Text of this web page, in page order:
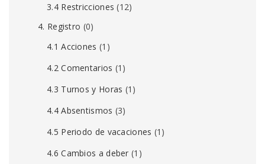
3.4 Restricciones (12)
4. Registro (0)
4.1 Acciones (1)
4.2 Comentarios (1)
4.3 Turnos y Horas (1)
4.4 Absentismos (3)
4.5 Periodo de vacaciones (1)
4.6 Cambios a deber (1)